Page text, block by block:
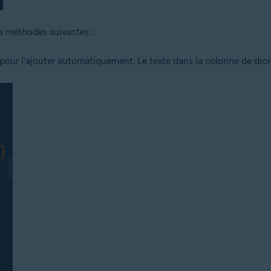
méthodes suivantes :
l’ajouter automatiquement. Le texte dans la colonne de